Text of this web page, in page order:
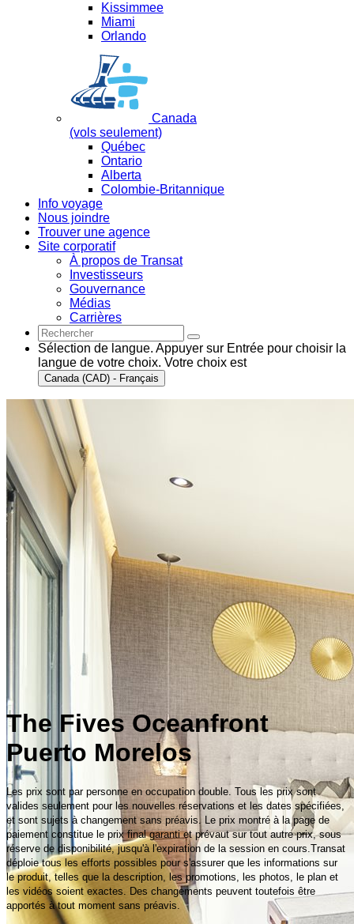
Kissimmee
Miami
Orlando
Canada
(vols seulement)
Québec
Ontario
Alberta
Colombie-Britannique
Info voyage
Nous joindre
Trouver une agence
Site corporatif
À propos de Transat
Investisseurs
Gouvernance
Médias
Carrières
Sélection de langue. Appuyer sur Entrée pour choisir la
langue de votre choix. Votre choix est
Canada (CAD) - Français
The Fives Oceanfront
Puerto Morelos
Les prix sont par personne en occupation double. Tous les prix sont
valides seulement pour les nouvelles réservations et les dates spécifiées,
et sont sujets à changement sans préavis. Le prix montré à la page de
paiement constitue le prix final garanti et prévaut sur tout autre prix, sous
réserve de disponibilité, jusqu'à l'expiration de la session en cours.Transat
déploie tous les efforts possibles pour s'assurer que les informations sur
le produit, telles que la description, les promotions, les photos, le plan et
les vidéos soient exactes. Des changements peuvent toutefois être
apportés à tout moment sans préavis.